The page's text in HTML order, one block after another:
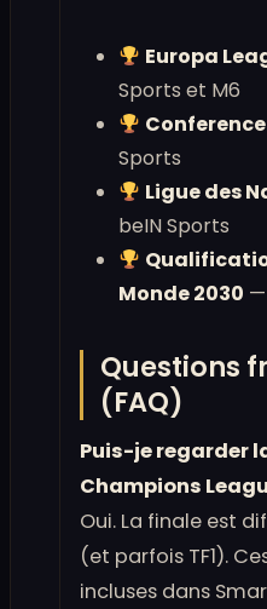
Europa
Sports et M6
Sports
Ligue des
beIN Sports
Monde 2030 —
Questions
(FAQ)
Puis-je regarder
Champions
Oui. La finale est
(et parfois TF1).
incluses dans